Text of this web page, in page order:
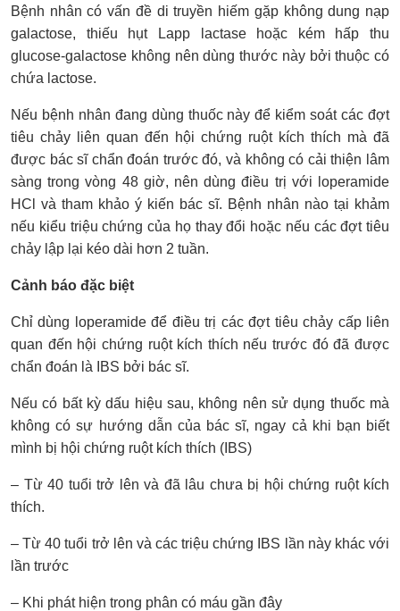
Bệnh nhân có vấn đề di truyền hiếm gặp không dung nạp
galactose, thiếu hụt Lapp lactase hoặc kém hấp thu
glucose-galactose không nên dùng thước này bởi thuộc có
chứa lactose.
Nếu bệnh nhân đang dùng thuốc này để kiểm soát các đợt
tiêu chảy liên quan đến hội chứng ruột kích thích mà đã
được bác sĩ chẩn đoán trước đó, và không có cải thiện lâm
sàng trong vòng 48 giờ, nên dùng điều trị với loperamide
HCl và tham khảo ý kiến bác sĩ. Bệnh nhân nào tại khảm
nếu kiểu triệu chứng của họ thay đổi hoặc nếu các đợt tiêu
chảy lập lại kéo dài hơn 2 tuần.
Cảnh báo đặc biệt
Chỉ dùng loperamide để điều trị các đợt tiêu chảy cấp liên
quan đến hội chứng ruột kích thích nếu trước đó đã được
chẩn đoán là IBS bởi bác sĩ.
Nếu có bất kỳ dấu hiệu sau, không nên sử dụng thuốc mà
không có sự hướng dẫn của bác sĩ, ngay cả khi bạn biết
mình bị hội chứng ruột kích thích (IBS)
– Từ 40 tuổi trở lên và đã lâu chưa bị hội chứng ruột kích
thích.
– Từ 40 tuổi trở lên và các triệu chứng IBS lần này khác với
lần trước
– Khi phát hiện trong phân có máu gần đây